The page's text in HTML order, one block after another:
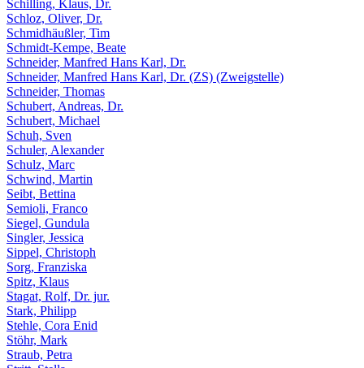
Schilling, Klaus, Dr.
Schloz, Oliver, Dr.
Schmidhäußler, Tim
Schmidt-Kempe, Beate
Schneider, Manfred Hans Karl, Dr.
Schneider, Manfred Hans Karl, Dr. (ZS) (Zweigstelle)
Schneider, Thomas
Schubert, Andreas, Dr.
Schubert, Michael
Schuh, Sven
Schuler, Alexander
Schulz, Marc
Schwind, Martin
Seibt, Bettina
Semioli, Franco
Siegel, Gundula
Singler, Jessica
Sippel, Christoph
Sorg, Franziska
Spitz, Klaus
Stagat, Rolf, Dr. jur.
Stark, Philipp
Stehle, Cora Enid
Stöhr, Mark
Straub, Petra